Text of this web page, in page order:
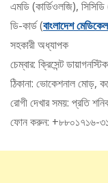
এমডি (কার্ডিওলজি), সিসিডি
ডি-কার্ড (বাংলাদেশ
সহকারী অধ্যাপক
চেম্বার: ক্রিসেন্ট
ঠিকানা: ভোকেশনাল মোড়,
রোগী দেখার সময়: প্রতি
ফোন করুন: +৮৮০১৭১৬-